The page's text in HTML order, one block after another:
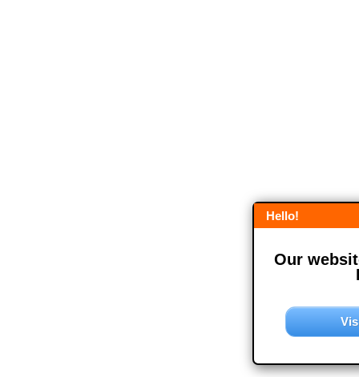
Hello!
Our